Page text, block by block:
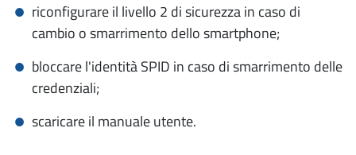
riconfigurare il livello 2 di sicurezza in caso di
cambio o smarrimento dello smartphone;
bloccare l'identità SPID in caso di smarrimento delle
credenziali;
scaricare il manuale utente.